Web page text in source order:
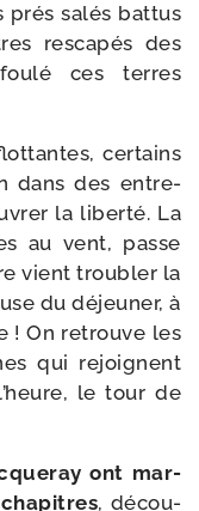
prés salés bat­tus
res­ca­pés des
ces terres
cer­tains
dans des entre­
la liber­té. La
au vent, passe
vient trou­bler la
du déjeu­ner, à
! On retrouve les
qui rejoignent
le tour de
ont mar­
, décou­